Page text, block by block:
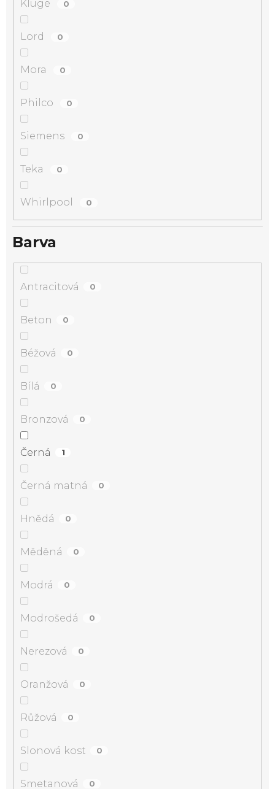
Kluge 0
Lord 0
Mora 0
Philco 0
Siemens 0
Teka 0
Whirlpool 0
Barva
Antracitová 0
Beton 0
Béžová 0
Bílá 0
Bronzová 0
Černá 1
Černá matná 0
Hnědá 0
Měděná 0
Modrá 0
Modrošedá 0
Nerezová 0
Oranžová 0
Růžová 0
Slonová kost 0
Smetanová 0